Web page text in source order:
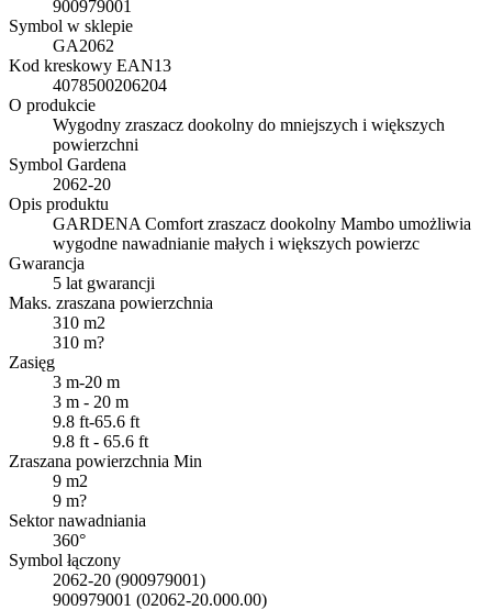
900979001
Symbol w sklepie
GA2062
Kod kreskowy EAN13
4078500206204
O produkcie
Wygodny zraszacz dookolny do mniejszych i większych
powierzchni
Symbol Gardena
2062-20
Opis produktu
GARDENA Comfort zraszacz dookolny Mambo umożliwia
wygodne nawadnianie małych i większych powierzc
Gwarancja
5 lat gwarancji
Maks. zraszana powierzchnia
310 m2
310 m?
Zasięg
3 m-20 m
3 m - 20 m
9.8 ft-65.6 ft
9.8 ft - 65.6 ft
Zraszana powierzchnia Min
9 m2
9 m?
Sektor nawadniania
360°
Symbol łączony
2062-20 (900979001)
900979001 (02062-20.000.00)